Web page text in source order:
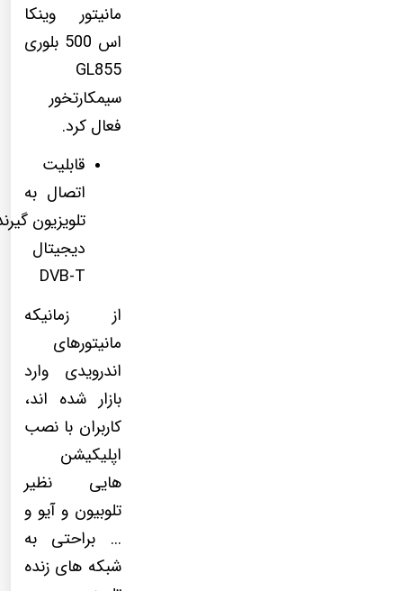
مانیتور وینکا
اس 500 بلوری
GL855
سیمکارتخور
فعال کرد.
قابلیت
اتصال به
تلویزیون
دیجیتال
DVB-T
از زمانیکه
مانیتورهای
اندرویدی وارد
بازار شده اند،
کاربران با نصب
اپلیکیشن
هایی نظیر
تلوبیون و آیو و
... براحتی به
شبکه های زنده